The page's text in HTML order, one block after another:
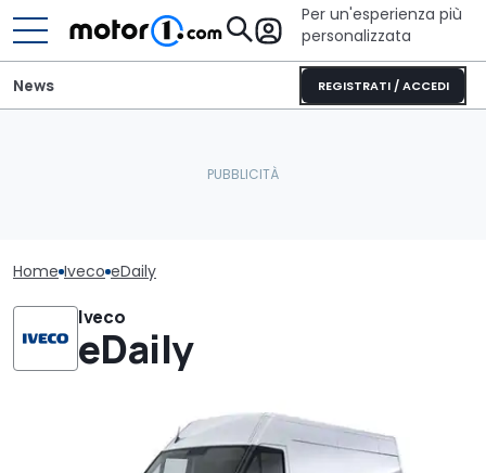
Per un'esperienza più
personalizzata
REGISTRATI / ACCEDI
News
Home Iveco eDaily
Iveco
eDaily